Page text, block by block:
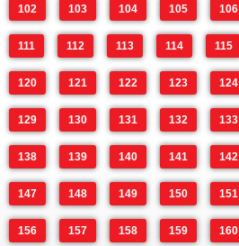
102 103 104 105 106
111 112 113 114 115
120 121 122 123 124
129 130 131 132 133
138 139 140 141 142
147 148 149 150 151
156 157 158 159 160